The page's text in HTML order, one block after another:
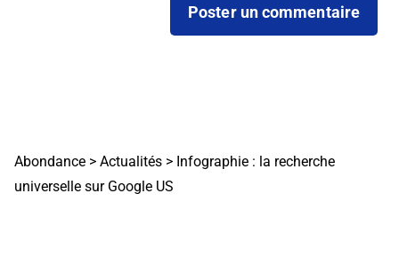
Abondance > Actualités > Infographie : la recherche
universelle sur Google US